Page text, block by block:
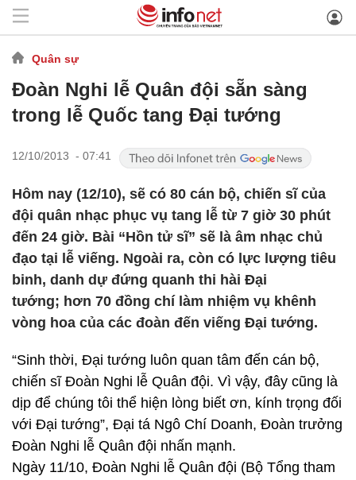
Quân sự
Đoàn Nghi lễ Quân đội sẵn sàng
trong lễ Quốc tang Đại tướng
12/10/2013 - 07:41
Hôm nay (12/10), sẽ có 80 cán bộ, chiến sĩ của
đội quân nhạc phục vụ tang lễ từ 7 giờ 30 phút
đến 24 giờ. Bài “Hồn tử sĩ” sẽ là âm nhạc chủ
đạo tại lễ viếng. Ngoài ra, còn có lực lượng tiêu
binh, danh dự đứng quanh thi hài Đại
tướng; hơn 70 đồng chí làm nhiệm vụ khênh
vòng hoa của các đoàn đến viếng Đại tướng.
“Sinh thời, Đại tướng luôn quan tâm đến cán bộ,
chiến sĩ Đoàn Nghi lễ Quân đội. Vì vậy, đây cũng là
dịp để chúng tôi thể hiện lòng biết ơn, kính trọng đối
với Đại tướng”, Đại tá Ngô Chí Doanh, Đoàn trưởng
Đoàn Nghi lễ Quân đội nhấn mạnh.
Ngày 11/10, Đoàn Nghi lễ Quân đội (Bộ Tổng tham